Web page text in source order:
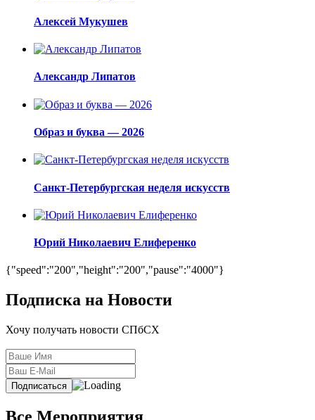
Алексей Мукушев
Александр Липатов
Образ и буква — 2026
Санкт-Петербургская неделя искусств
Юрий Николаевич Елиференко
{"speed":"200","height":"200","pause":"4000"}
Подписка на Новости
Хочу получать новости СПбСХ